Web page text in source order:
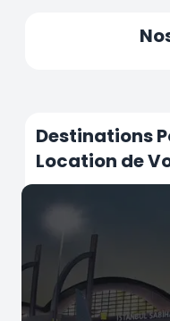
Destinations
Location de